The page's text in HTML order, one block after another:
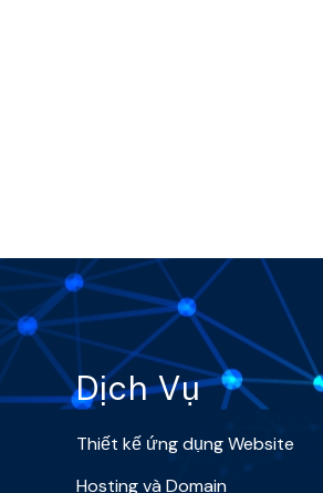
Dịch Vụ
Thiết kế ứng dụng Website
Hosting và Domain